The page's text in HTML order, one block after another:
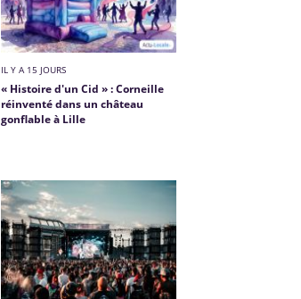
IL Y A 15 JOURS
« Histoire d'un Cid » : Corneille
réinventé dans un château
gonflable à Lille